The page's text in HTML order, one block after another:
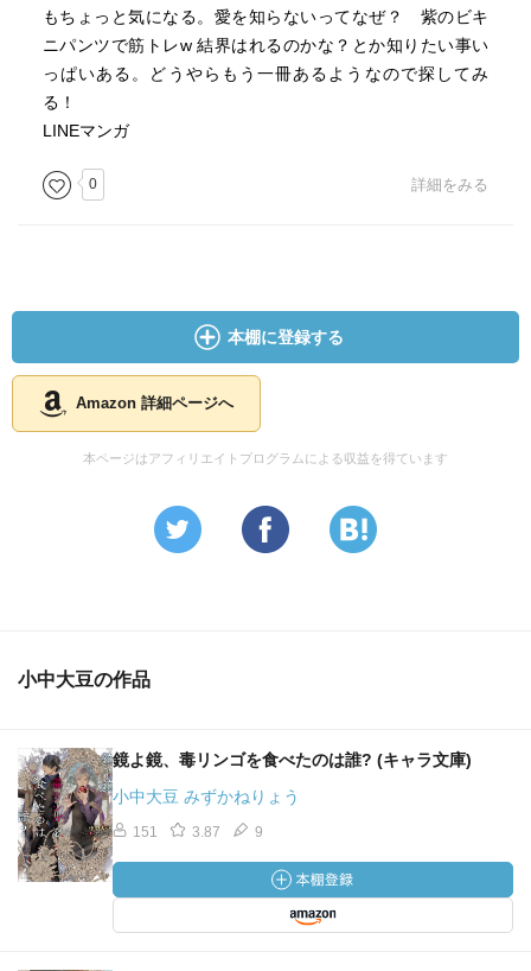
もちょっと気になる。愛を知らないってなぜ？ 紫のビキ
ニパンツで筋トレw 結界はれるのかな？とか知りたい事い
っぱいある。どうやらもう一冊あるようなので探してみ
る！
LINEマンガ
0 詳細をみる
本棚に登録する
Amazon 詳細ページへ
本ページはアフィリエイトプログラムによる収益を得ています
小中大豆の作品
鏡よ鏡、毒リンゴを食べたのは誰? (キャラ文庫)
小中大豆 みずかねりょう
151 3.87 9